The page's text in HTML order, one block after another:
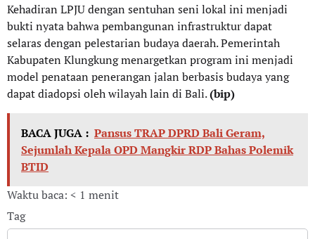
Kehadiran LPJU dengan sentuhan seni lokal ini menjadi
bukti nyata bahwa pembangunan infrastruktur dapat
selaras dengan pelestarian budaya daerah. Pemerintah
Kabupaten Klungkung menargetkan program ini menjadi
model penataan penerangan jalan berbasis budaya yang
dapat diadopsi oleh wilayah lain di Bali.(bip)
BACA JUGA : Pansus TRAP DPRD Bali Geram,
Sejumlah Kepala OPD Mangkir RDP Bahas Polemik
BTID
Waktu baca: < 1 menit
Tag